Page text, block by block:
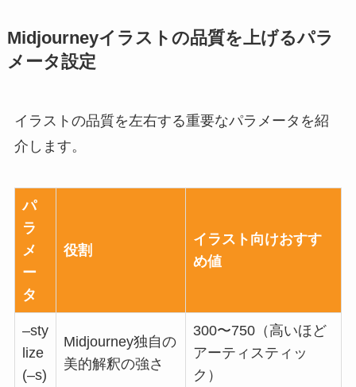
Midjourneyイラストの品質を上げるパラ
メータ設定
イラストの品質を左右する重要なパラメータを紹
介します。
パ
ラ
メ
ー
タ
役割
イラスト向けおすす
め値
–sty
lize
(–s)
Midjourney独自の
美的解釈の強さ
300〜750（高いほど
アーティスティッ
ク）